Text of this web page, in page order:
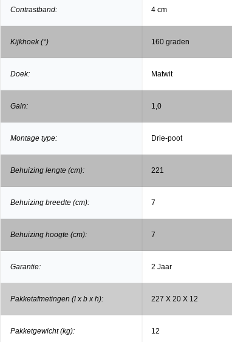
Contrastband: 4 cm
Kijkhoek (°) 160 graden
Doek: Matwit
Gain: 1,0
Montage type: Drie-poot
Behuizing lengte (cm): 221
Behuizing breedte (cm): 7
Behuizing hoogte (cm): 7
Garantie: 2 Jaar
Pakketafmetingen (l x b x h): 227 X 20 X 12
Pakketgewicht (kg): 12